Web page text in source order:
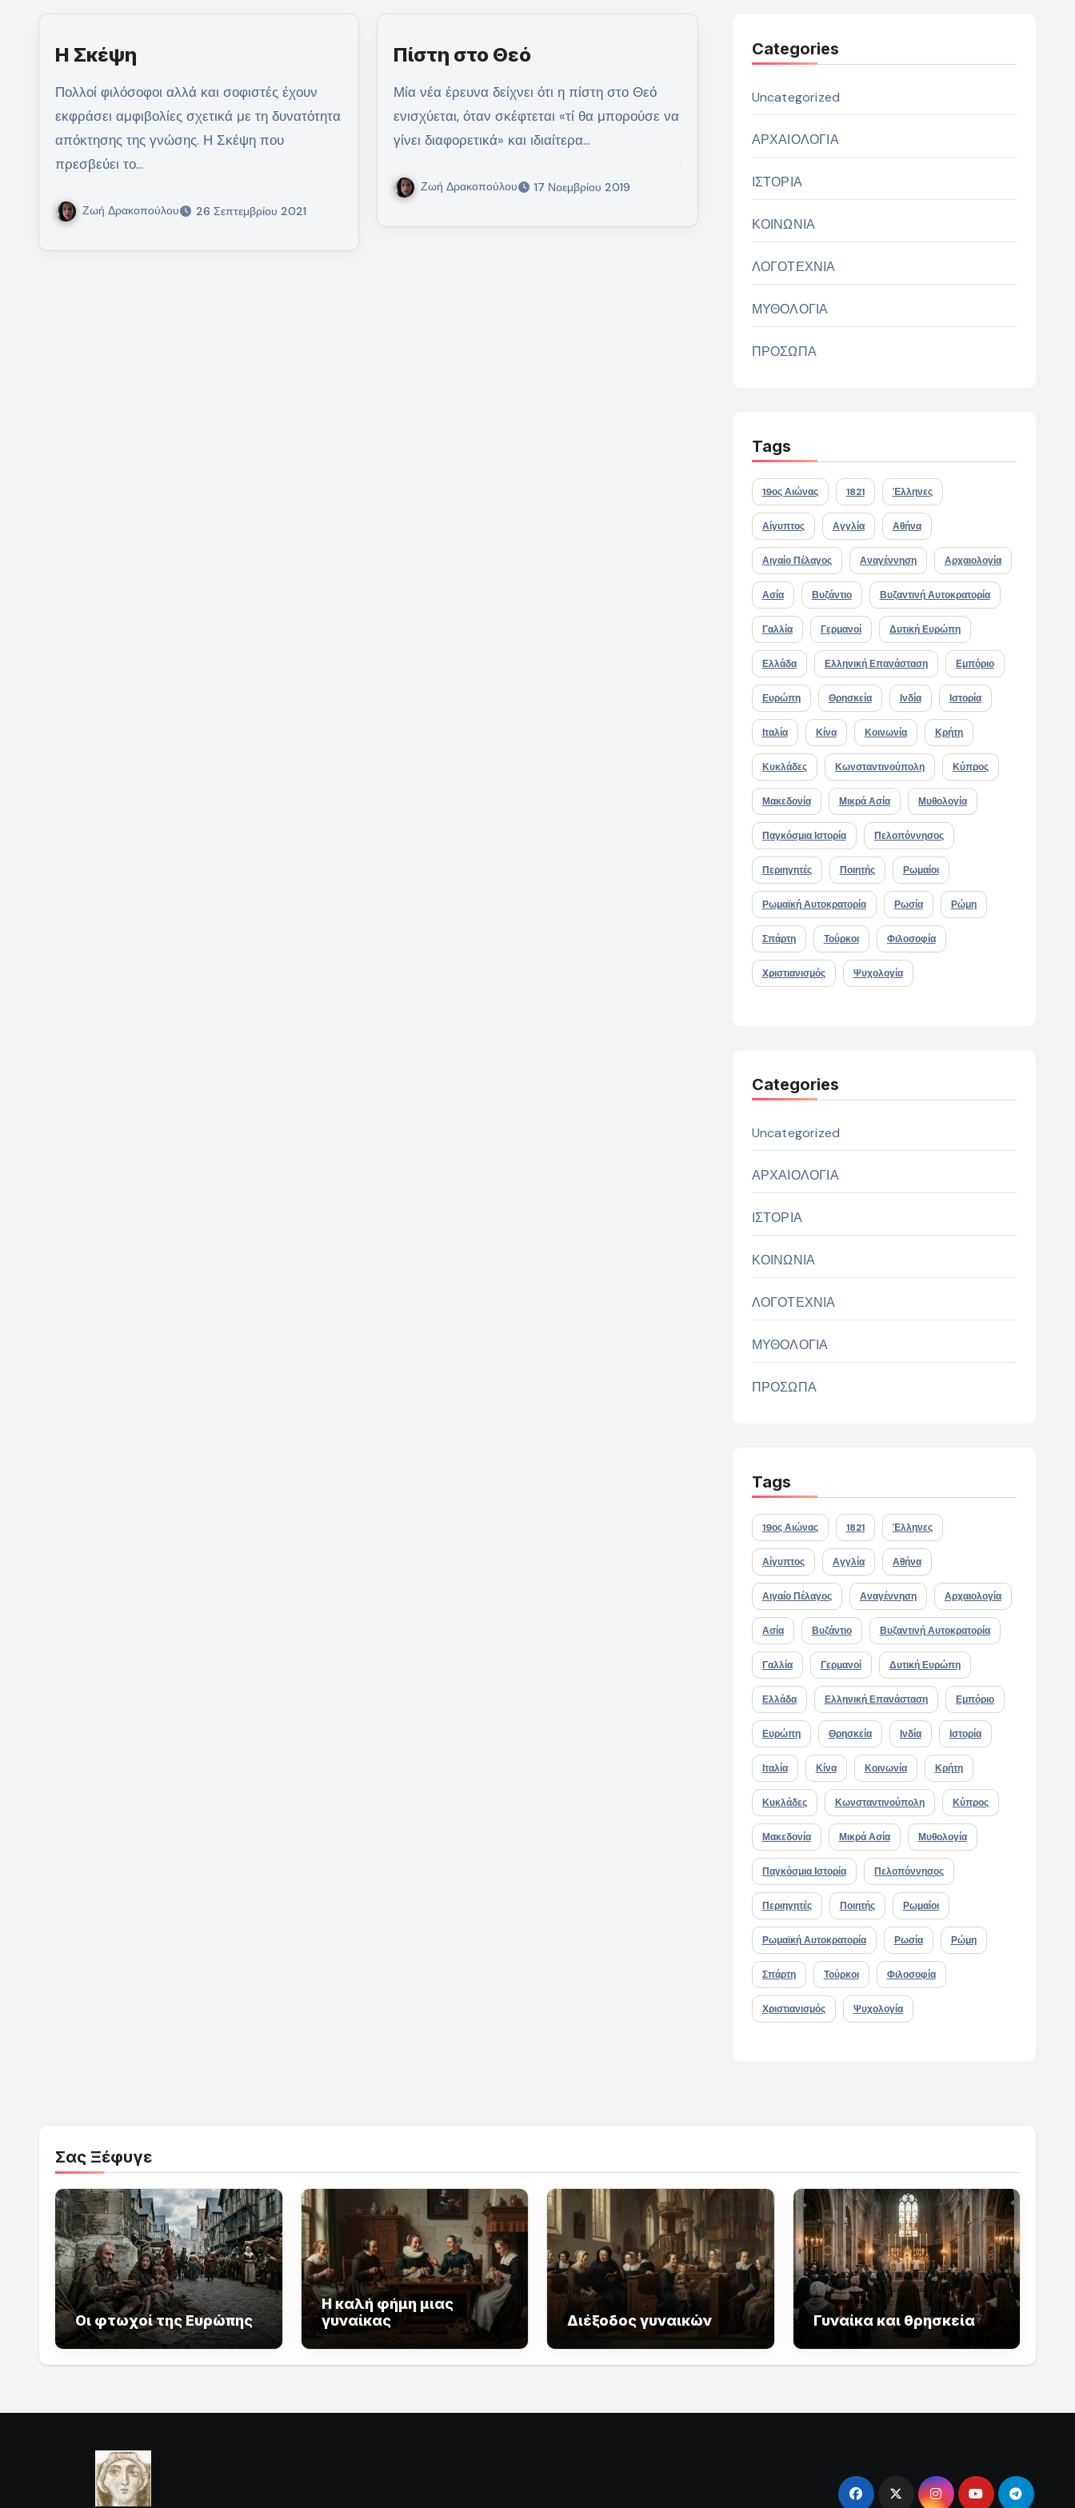
Η Σκέψη
Πολλοί φιλόσοφοι αλλά και σοφιστές έχουν
εκφράσει αμφιβολίες σχετικά με τη δυνατότητα
απόκτησης της γνώσης. Η Σκέψη που
πρεσβεύει το…
Ζωή Δρακοπούλου 26 Σεπτεμβρίου 2021
Πίστη στο Θεό
Μία νέα έρευνα δείχνει ότι η πίστη στο Θεό
ενισχύεται, όταν σκέφτεται «τί θα μπορούσε να
γίνει διαφορετικά» και ιδιαίτερα…
Ζωή Δρακοπούλου 17 Νοεμβρίου 2019
Categories
Uncategorized
ΑΡΧΑΙΟΛΟΓΙΑ
ΙΣΤΟΡΙΑ
ΚΟΙΝΩΝΙΑ
ΛΟΓΟΤΕΧΝΙΑ
ΜΥΘΟΛΟΓΙΑ
ΠΡΟΣΩΠΑ
Tags
19ος Αιώνας 1821 Έλληνες
Αίγυπτος Αγγλία Αθήνα
Αιγαίο Πέλαγος Αναγέννηση Αρχαιολογία
Ασία Βυζάντιο Βυζαντινή Αυτοκρατορία
Γαλλία Γερμανοί Δυτική Ευρώπη
Ελλάδα Ελληνική Επανάσταση Εμπόριο
Ευρώπη Θρησκεία Ινδία Ιστορία
Ιταλία Κίνα Κοινωνία Κρήτη
Κυκλάδες Κωνσταντινούπολη Κύπρος
Μακεδονία Μικρά Ασία Μυθολογία
Παγκόσμια Ιστορία Πελοπόννησος
Περιηγητές Ποιητής Ρωμαίοι
Ρωμαϊκή Αυτοκρατορία Ρωσία Ρώμη
Σπάρτη Τούρκοι Φιλοσοφία
Χριστιανισμός Ψυχολογία
Categories
Uncategorized
ΑΡΧΑΙΟΛΟΓΙΑ
ΙΣΤΟΡΙΑ
ΚΟΙΝΩΝΙΑ
ΛΟΓΟΤΕΧΝΙΑ
ΜΥΘΟΛΟΓΙΑ
ΠΡΟΣΩΠΑ
Tags
19ος Αιώνας 1821 Έλληνες
Αίγυπτος Αγγλία Αθήνα
Αιγαίο Πέλαγος Αναγέννηση Αρχαιολογία
Ασία Βυζάντιο Βυζαντινή Αυτοκρατορία
Γαλλία Γερμανοί Δυτική Ευρώπη
Ελλάδα Ελληνική Επανάσταση Εμπόριο
Ευρώπη Θρησκεία Ινδία Ιστορία
Ιταλία Κίνα Κοινωνία Κρήτη
Κυκλάδες Κωνσταντινούπολη Κύπρος
Μακεδονία Μικρά Ασία Μυθολογία
Παγκόσμια Ιστορία Πελοπόννησος
Περιηγητές Ποιητής Ρωμαίοι
Ρωμαϊκή Αυτοκρατορία Ρωσία Ρώμη
Σπάρτη Τούρκοι Φιλοσοφία
Χριστιανισμός Ψυχολογία
Σας Ξέφυγε
Οι φτωχοί της Ευρώπης
Η καλή φήμη μιας
γυναίκας
Διέξοδος γυναικών Γυναίκα και θρησκεία